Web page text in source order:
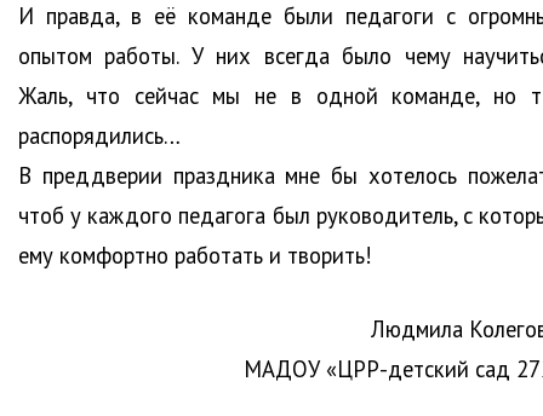
И правда, в её команде были педагоги с
опытом работы. У них всегда было чему
Жаль, что сейчас мы не в одной команде, но
распорядились…
В преддверии праздника мне бы хотелось
чтоб у каждого педагога был руководитель, с
ему комфортно работать и творить!
Людмила
МАДОУ «ЦРР-детский сад